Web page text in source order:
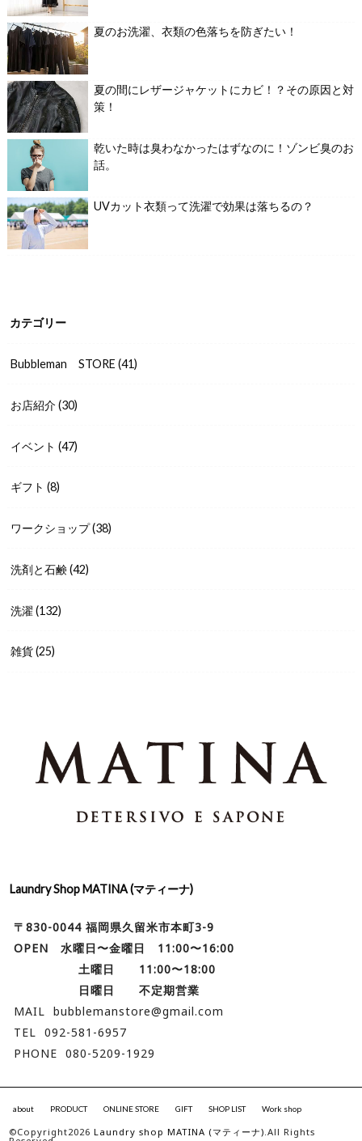
夏のお洗濯、衣類の色落ちを防ぎたい！
夏の間にレザージャケットにカビ！？その原因と対
策！
乾いた時は臭わなかったはずなのに！ゾンビ臭のお
話。
UVカット衣類って洗濯で効果は落ちるの？
カテゴリー
Bubbleman STORE(41)
お店紹介(30)
イベント(47)
ギフト(8)
ワークショップ(38)
洗剤と石鹸(42)
洗濯(132)
雑貨(25)
Laundry Shop MATINA (マティーナ)
〒830-0044 福岡県久留米市本町3-9
OPEN 水曜日〜金曜日 11:00〜16:00
土曜日 11:00〜18:00
日曜日 不定期営業
MAIL bubblemanstore@gmail.com
TEL 092-581-6957
PHONE 080-5209-1929
about PRODUCT ONLINE STORE GIFT SHOP LIST Work shop
©Copyright2026 Laundry shop MATINA (マティーナ) .All Rights